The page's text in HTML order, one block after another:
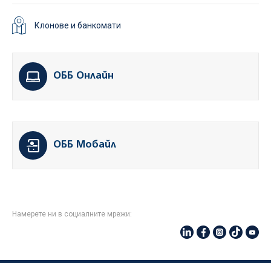
Клонове и банкомати
ОББ Онлайн
ОББ Мобайл
Намерете ни в социалните мрежи: